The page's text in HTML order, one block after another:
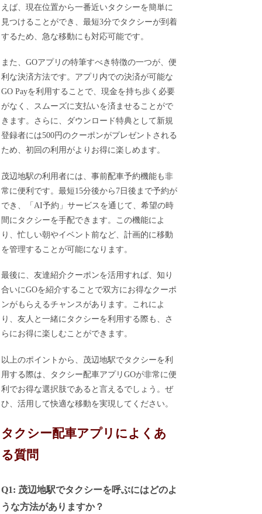
えば、現在位置から一番近いタクシーを簡単に
見つけることができ、最短3分でタクシーが到着
するため、急な移動にも対応可能です。
また、GOアプリの特筆すべき特徴の一つが、便
利な決済方法です。アプリ内での決済が可能な
GO Payを利用することで、現金を持ち歩く必要
がなく、スムーズに支払いを済ませることがで
きます。さらに、ダウンロード特典として新規
登録者には500円のクーポンがプレゼントされる
ため、初回の利用がよりお得に楽しめます。
茂辺地駅の利用者には、事前配車予約機能も非
常に便利です。最短15分後から7日後まで予約が
でき、「AI予約」サービスを通じて、希望の時
間にタクシーを手配できます。この機能によ
り、忙しい朝やイベント前など、計画的に移動
を管理することが可能になります。
最後に、友達紹介クーポンを活用すれば、知り
合いにGOを紹介することで双方にお得なクーポ
ンがもらえるチャンスがあります。これによ
り、友人と一緒にタクシーを利用する際も、さ
らにお得に楽しむことができます。
以上のポイントから、茂辺地駅でタクシーを利
用する際は、タクシー配車アプリGOが非常に便
利でお得な選択肢であると言えるでしょう。ぜ
ひ、活用して快適な移動を実現してください。
タクシー配車アプリによくあ
る質問
Q1: 茂辺地駅でタクシーを呼ぶにはどのよ
うな方法がありますか？